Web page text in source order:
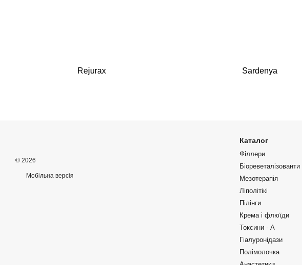
Rejurax Sardenya
© 2026
Мобільна версія
Каталог
Філлери
Біореветалізованти
Мезотерапія
Ліполітікі
Пілінги
Крема і флюїди
Токсини - А
Гіалуронідази
Полімолочка